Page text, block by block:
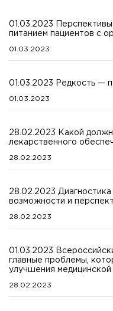
01.03.2023
питанием пациентов с
01.03.2023
01.03.2023 Редкость —
01.03.2023
28.02.2023 Какой
лекарственного
28.02.2023
28.02.2023
возможности и
28.02.2023
01.03.2023
главные проблемы,
улучшения
28.02.2023